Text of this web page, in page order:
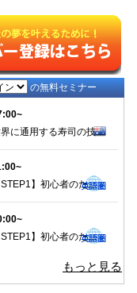
の無料セミナー
世界に通用する寿司の技術で稼ぐ！日本人ならではの価値を武器にする究極のワーホリセミナー
【STEP1】初心者のための成功するワーホリ・留学準備｜現地仕事＆ビザ情報も徹底解説！
【STEP1】初心者のための成功するワーホリ・留学準備｜現地仕事＆ビザ情報も徹底解説！
もっと見る